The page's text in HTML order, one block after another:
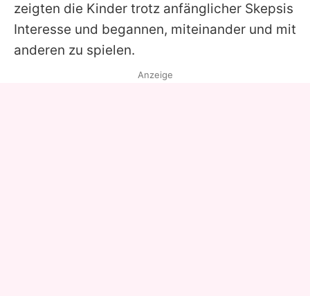
zeigten die Kinder trotz anfänglicher Skepsis
Interesse und begannen, miteinander und mit
anderen zu spielen.
Anzeige